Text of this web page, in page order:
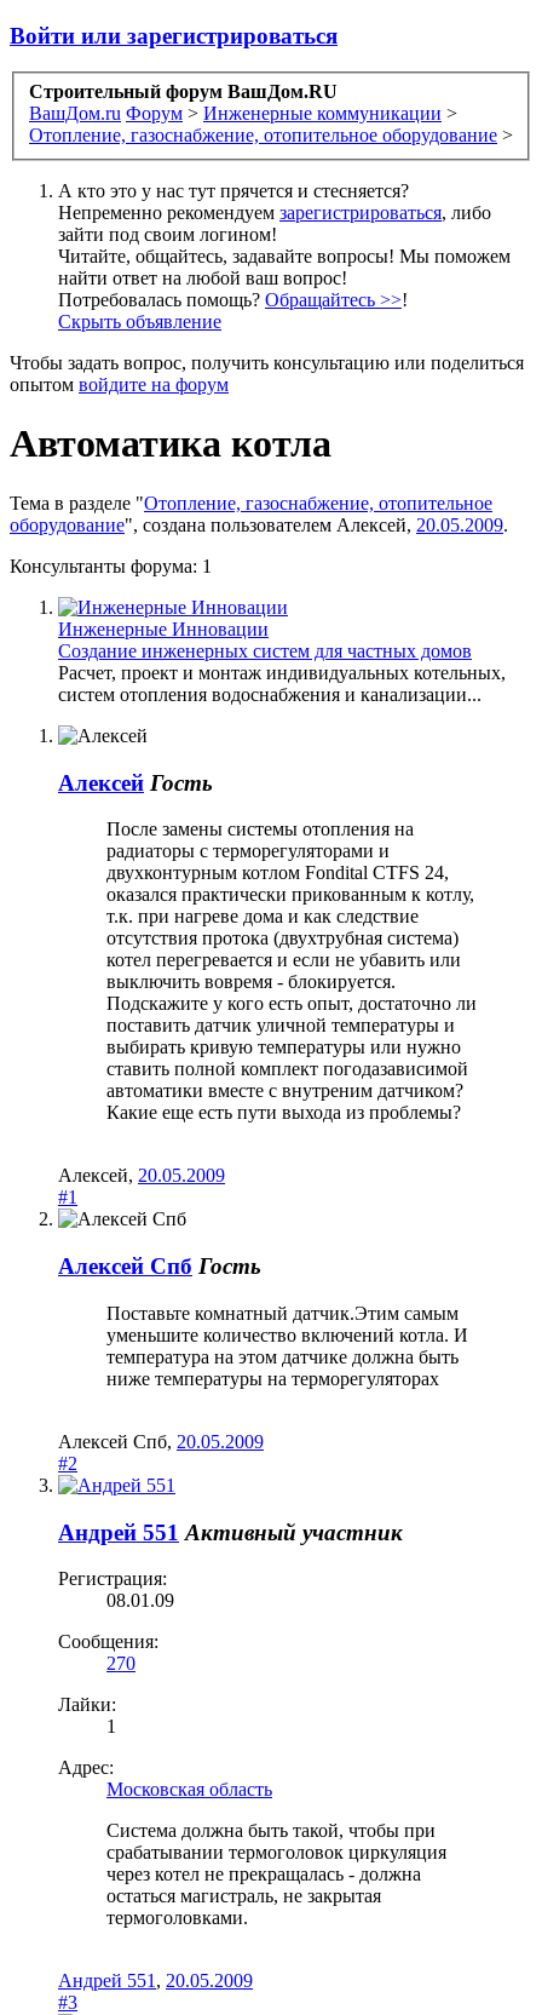
Войти или зарегистрироваться
Строительный форум ВашДом.RU
ВашДом.ru Форум > Инженерные коммуникации >
Отопление, газоснабжение, отопительное оборудование >
А кто это у нас тут прячется и стесняется?
Непременно рекомендуем зарегистрироваться, либо
зайти под своим логином!
Читайте, общайтесь, задавайте вопросы! Мы поможем
найти ответ на любой ваш вопрос!
Потребовалась помощь? Обращайтесь >>!
Скрыть объявление
Чтобы задать вопрос, получить консультацию или поделиться
опытом войдите на форум
Автоматика котла
Тема в разделе "Отопление, газоснабжение, отопительное
оборудование", создана пользователем Алексей, 20.05.2009.
Консультанты форума: 1
Инженерные Инновации
Создание инженерных систем для частных домов
Расчет, проект и монтаж индивидуальных котельных,
систем отопления водоснабжения и канализации...
Алексей Гость
После замены системы отопления на
радиаторы с терморегуляторами и
двухконтурным котлом Fondital CTFS 24,
оказался практически прикованным к котлу,
т.к. при нагреве дома и как следствие
отсутствия протока (двухтрубная система)
котел перегревается и если не убавить или
выключить вовремя - блокируется.
Подскажите у кого есть опыт, достаточно ли
поставить датчик уличной температуры и
выбирать кривую температуры или нужно
ставить полной комплект погодазависимой
автоматики вместе с внутреним датчиком?
Какие еще есть пути выхода из проблемы?
Алексей, 20.05.2009
#1
Алексей Спб Гость
Поставьте комнатный датчик.Этим самым
уменьшите количество включений котла. И
температура на этом датчике должна быть
ниже температуры на терморегуляторах
Алексей Спб, 20.05.2009
#2
Андрей 551 Активный участник
Регистрация:
08.01.09
Сообщения:
270
Лайки:
1
Адрес:
Московская область
Система должна быть такой, чтобы при
срабатывании термоголовок циркуляция
через котел не прекращалась - должна
остаться магистраль, не закрытая
термоголовками.
Андрей 551 , 20.05.2009
#3